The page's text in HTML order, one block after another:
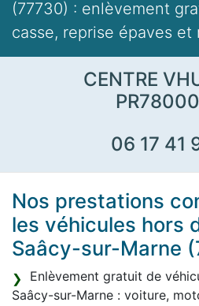
(77730) : enlèvement
casse, reprise épaves et
CENTRE
06 17 41
Nos prestations
les véhicules hors
Saâcy-sur-Marne
Enlèvement gratuit de
Saâcy-sur-Marne : voiture,